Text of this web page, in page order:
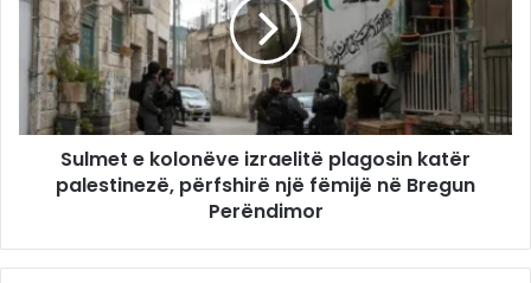
Sulmet e kolonëve izraelitë plagosin katër
palestinezë, përfshirë një fëmijë në Bregun
Perëndimor